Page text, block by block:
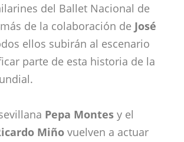
del Ballet Nacional de
de la colaboración de José
ellos subirán al escenario
parte de esta historia de la
Pepa Montes y el
Miño vuelven a actuar